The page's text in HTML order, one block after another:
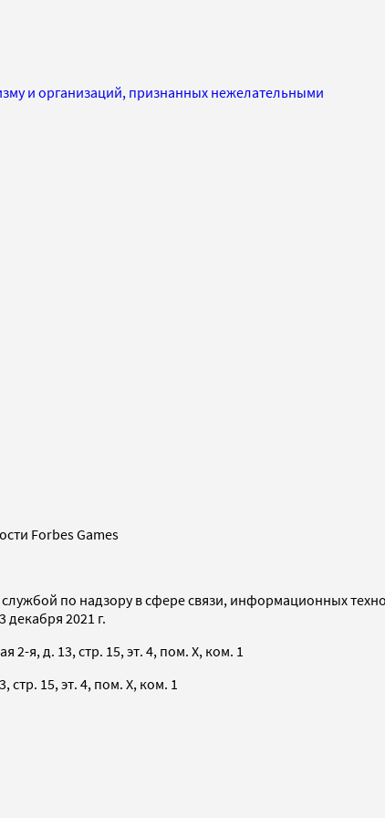
и организаций, признанных нежелательными
Forbes Games
по надзору в сфере связи, информационных
2021 г.
2-я, д. 13, стр. 15, эт. 4, пом. X, ком. 1
стр. 15, эт. 4, пом. X, ком. 1